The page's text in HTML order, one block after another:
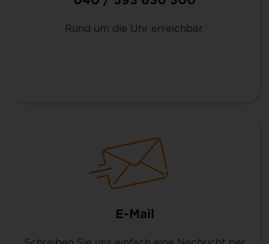
Rund um die Uhr erreichbar.
E-Mail
Schreiben Sie uns einfach eine Nachricht per